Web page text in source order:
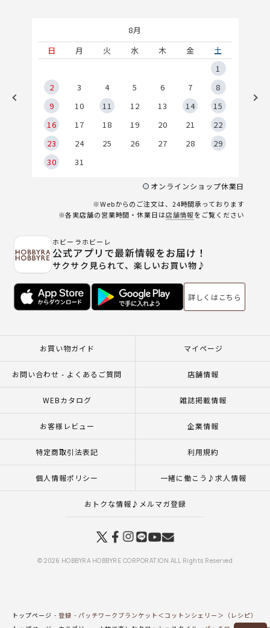
8月
日
月 火 水 木 金
土
1
2
3 4 5 6 7
8
9
10 11 12 13 14
15
16
17 18 19 20 21
22
23
24 25 26 27 28
29
30
31
オンラインショップ休業日
※Webからのご注文は、24時間承っております
※各実店舗の営業時間・休業日は店舗情報をご覧ください
ホビーラホビーレ
公式アプリで最新情報をお届け！
サクサク見られて、楽しいお買い物♪
詳しくはこちら
お買い物ガイド マイページ
お問い合わせ - よくあるご質問 店舗情報
WEBカタログ 雑誌掲載情報
お客様レビュー 企業情報
特定商取引法表記 利用規約
個人情報ポリシー 一緒に働こう♪求人情報
おトクな情報♪メルマガ登録
© 2026 HOBBYRA HOBBYRE CORPORATION ALL Rights Reserved
トップページ 登録
パッチワークブランケット＜コットンシェリー＞（レシピ）